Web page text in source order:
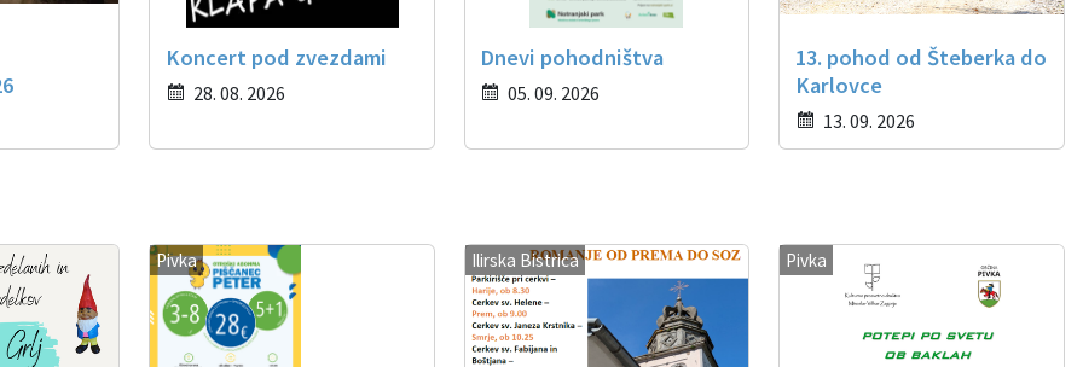
Koncert pod zvezdami
28. 08. 2026
Dnevi pohodništva
05. 09. 2026
13. pohod od Šteberka do
Karlovce
13. 09. 2026
Pivka Ilirska Bistrica Pivka